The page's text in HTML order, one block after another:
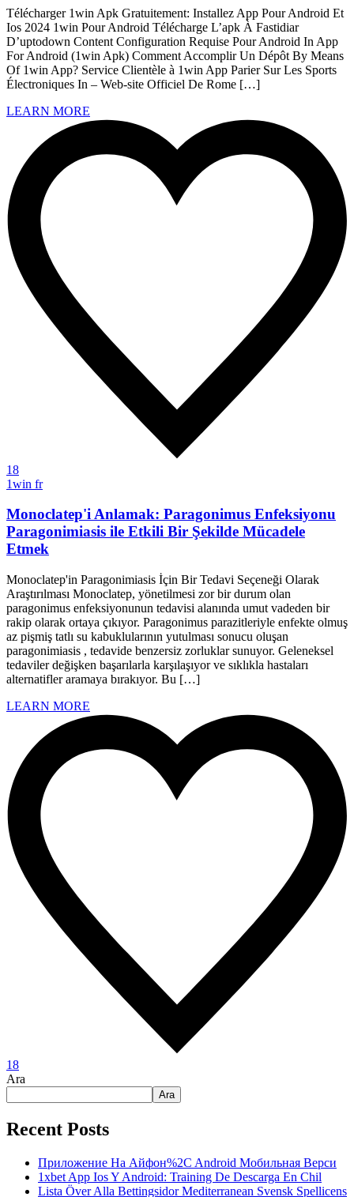
Télécharger 1win Apk Gratuitement: Installez App Pour Android Et
Ios 2024 1win Pour Android Télécharge L’apk À Fastidiar
D’uptodown Content Configuration Requise Pour Android In App
For Android (1win Apk) Comment Accomplir Un Dépôt By Means
Of 1win App? Service Clientèle à 1win App Parier Sur Les Sports
Électroniques In – Web-site Officiel De Rome […]
LEARN MORE
18
1win fr
Monoclatep'i Anlamak: Paragonimus Enfeksiyonu
Paragonimiasis ile Etkili Bir Şekilde Mücadele
Etmek
Monoclatep'in Paragonimiasis İçin Bir Tedavi Seçeneği Olarak
Araştırılması Monoclatep, yönetilmesi zor bir durum olan
paragonimus enfeksiyonunun tedavisi alanında umut vadeden bir
rakip olarak ortaya çıkıyor. Paragonimus parazitleriyle enfekte olmuş
az pişmiş tatlı su kabuklularının yutulması sonucu oluşan
paragonimiasis , tedavide benzersiz zorluklar sunuyor. Geleneksel
tedaviler değişken başarılarla karşılaşıyor ve sıklıkla hastaları
alternatifler aramaya bırakıyor. Bu […]
LEARN MORE
18
Ara
Ara
Recent Posts
Приложение На Айфон%2C Android Мобильная Верси
1xbet App Ios Y Android: Training De Descarga En Chil
Lista Över Alla Bettingsidor Mediterranean Svensk Spellicens